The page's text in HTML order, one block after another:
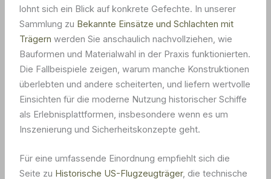
lohnt sich ein Blick auf konkrete Gefechte. In unserer
Sammlung zu Bekannte Einsätze und Schlachten mit
Trägern werden Sie anschaulich nachvollziehen, wie
Bauformen und Materialwahl in der Praxis funktionierten.
Die Fallbeispiele zeigen, warum manche Konstruktionen
überlebten und andere scheiterten, und liefern wertvolle
Einsichten für die moderne Nutzung historischer Schiffe
als Erlebnisplattformen, insbesondere wenn es um
Inszenierung und Sicherheitskonzepte geht.
Für eine umfassende Einordnung empfiehlt sich die
Seite zu Historische US-Flugzeugträger, die technische